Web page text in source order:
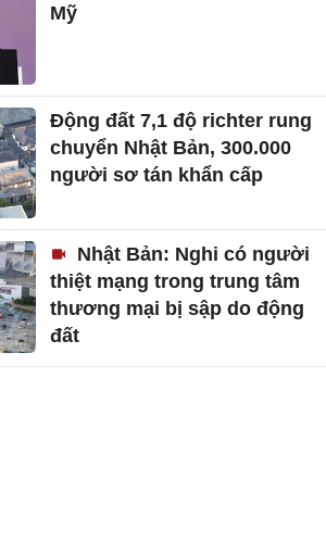
Mỹ
Động đất 7,1 độ richter rung
chuyển Nhật Bản, 300.000
người sơ tán khẩn cấp
Nhật Bản: Nghi có người
thiệt mạng trong trung tâm
thương mại bị sập do động
đất